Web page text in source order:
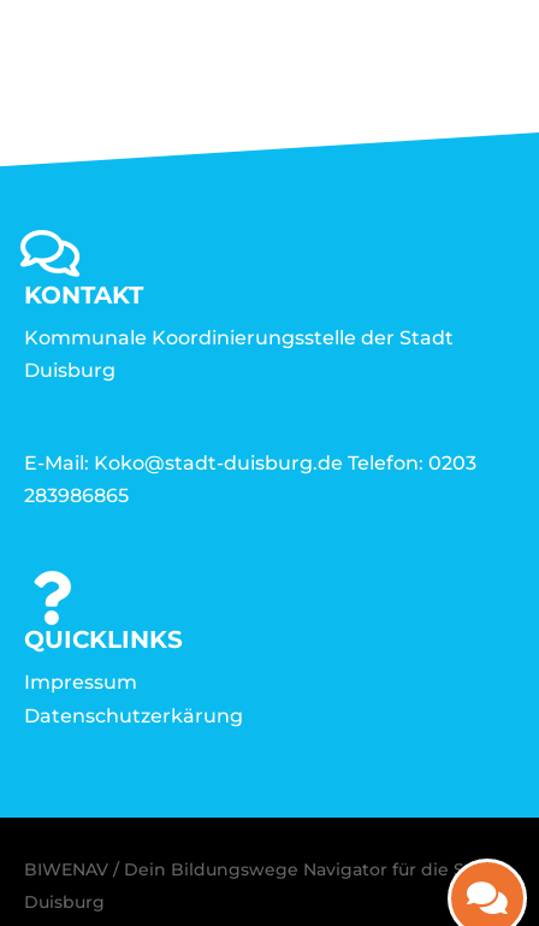
KONTAKT
Kommunale Koordinierungsstelle der Stadt
Duisburg
E-Mail: Koko@stadt-duisburg.de Telefon: 0203
283986865
QUICKLINKS
Impressum
Datenschutzerkärung
BIWENAV / Dein Bildungswege Navigator für die Stadt
Duisburg